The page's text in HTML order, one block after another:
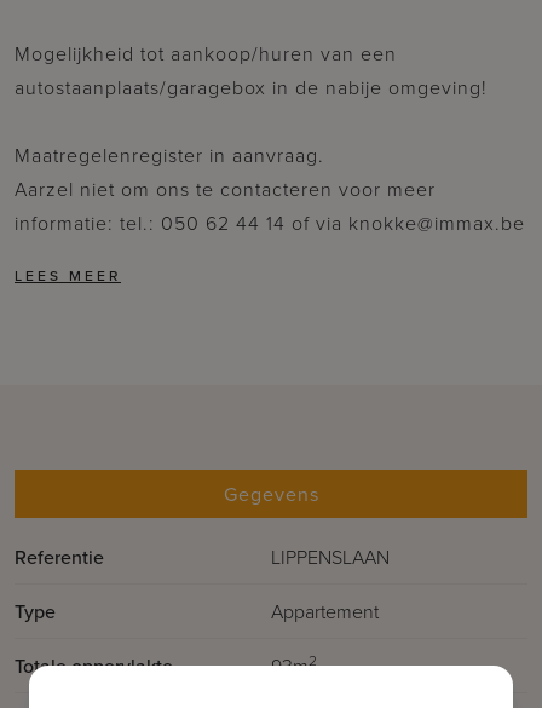
Mogelijkheid tot aankoop/huren van een
autostaanplaats/garagebox in de nabije omgeving!
Maatregelenregister in aanvraag.
Aarzel niet om ons te contacteren voor meer
informatie: tel.: 050 62 44 14 of via knokke@immax.be
Gegevens
Referentie LIPPENSLAAN
Type Appartement
Totale oppervlakte 93m2